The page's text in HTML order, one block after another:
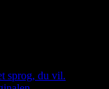
sprog, du vil.